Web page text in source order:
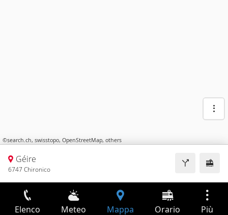
©search.ch, swisstopo, OpenStreetMap, others
Géire
6747 Chironico
Elenco Meteo Mappa Orario Più